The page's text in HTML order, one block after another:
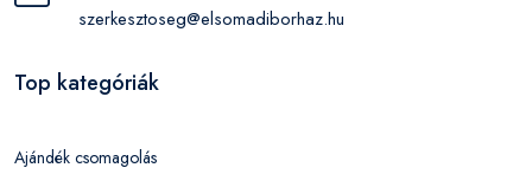
szerkesztoseg@elsomadiborhaz.hu
Top kategóriák
Ajándék csomagolás